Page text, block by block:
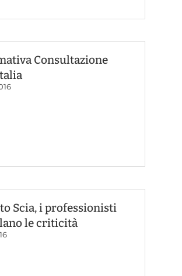
Consultazione
Scia, i professionisti
le criticità